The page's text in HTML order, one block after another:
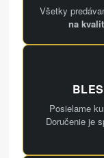
Všetky
na
Posielame
Doručenie je